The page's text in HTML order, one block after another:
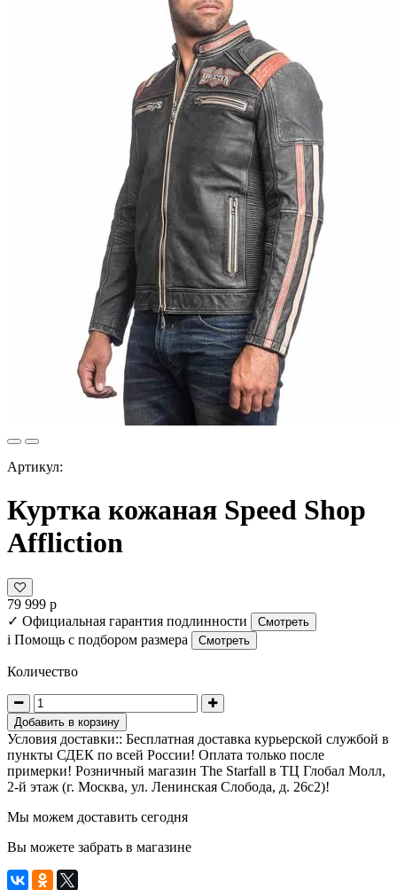
Артикул:
Куртка кожаная Speed Shop
Affliction
79 999 р
✓ Официальная гарантия подлинности Смотреть
i Помощь с подбором размера Смотреть
Количество
Добавить в корзину
Условия доставки:: Бесплатная доставка курьерской службой в
пункты СДЕК по всей России! Оплата только после
примерки! Розничный магазин The Starfall в ТЦ Глобал Молл,
2-й этаж (г. Москва, ул. Ленинская Слобода, д. 26с2)!
Мы можем доставить сегодня
Вы можете забрать в магазине